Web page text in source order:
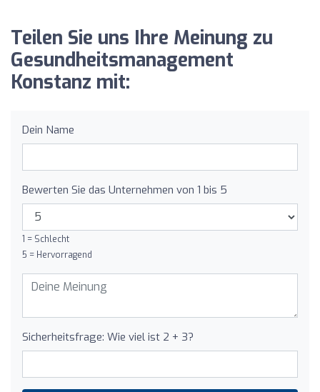
Teilen Sie uns Ihre Meinung zu
Gesundheitsmanagement
Konstanz mit:
Dein Name
Bewerten Sie das Unternehmen von 1 bis 5
1 = Schlecht
5 = Hervorragend
Sicherheitsfrage: Wie viel ist 2 + 3?